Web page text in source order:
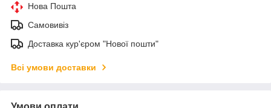
Нова Пошта
Самовивіз
Доставка кур'єром "Нової пошти"
Всі умови доставки